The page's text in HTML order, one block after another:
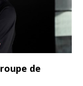
de